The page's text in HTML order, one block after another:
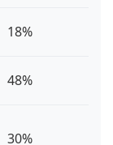
18%
48%
30%